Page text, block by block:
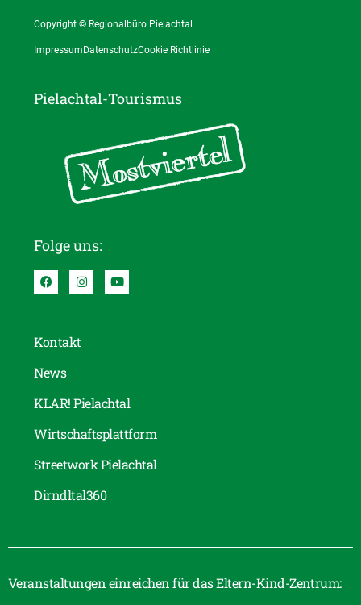
Copyright © Regionalbüro Pielachtal
Impressum DatenschutzCookie Richtlinie
Pielachtal-Tourismus
Folge uns:
Kontakt
News
KLAR! Pielachtal
Wirtschaftsplattform
Streetwork Pielachtal
Dirndltal360
Veranstaltungen einreichen für das Eltern-Kind-Zentrum: